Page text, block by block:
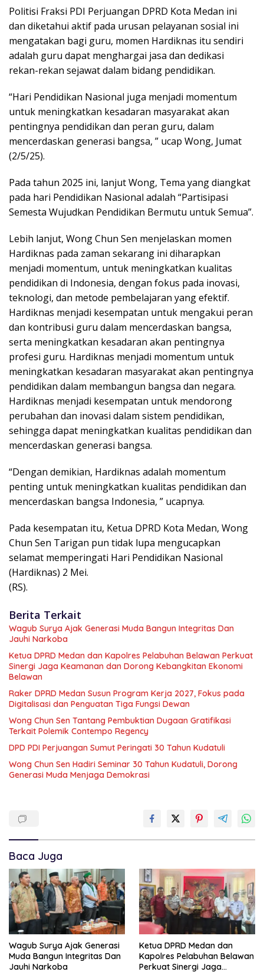
Politisi Fraksi PDI Perjuangan DPRD Kota Medan ini
dan diketahui aktif pada urusan pelayanan sosial ini
mengatakan bagi guru, momen Hardiknas itu sendiri
adalah guru dapat menghargai jasa dan dedikasi
rekan-rekan sejawat dalam bidang pendidikan.
“Hari Pendidikan Nasional juga menjadi momentum
untuk meningkatkan kesadaran masyarakat akan
pentingnya pendidikan dan peran guru, dalam
mencerdaskan generasi bangsa, ” ucap Wong, Jumat
(2/5/25).
Pada tahun 2025 ini, lanjut Wong, Tema yang diangkat
pada hari Pendidikan Nasional adalah “Partisipasi
Semesta Wujudkan Pendidikan Bermutu untuk Semua”.
Lebih lanjut, Wong Chun Sen menjelaskan momen
Hardiknas pada zaman sekarang ini diharapkan
menjadi momentum, untuk meningkatkan kualitas
pendidikan di Indonesia, dengan fokus pada inovasi,
teknologi, dan metode pembelajaran yang efektif.
Hardiknas menjadi kesempatan untuk mengakui peran
dan kontribusi guru dalam mencerdaskan bangsa,
serta meningkatkan kesadaran akan pentingnya
profesi guru. Hardiknas menjadi momentum untuk
meningkatkan kesadaran masyarakat akan pentingnya
pendidikan dalam membangun bangsa dan negara.
Hardiknas menjadi kesempatan untuk mendorong
perubahan dan inovasi dalam sistem pendidikan,
sehingga dapat meningkatkan kualitas pendidikan dan
mencerdaskan generasi bangsa.
“Dengan demikian, Hardiknas adalah momentum
penting untuk meningkatkan kualitas pendidikan dan
mencerdaskan bangsa Indonesia, ” ucapnya.
Pada kesempatan itu, Ketua DPRD Kota Medan, Wong
Chun Sen Tarigan pun tidak lupa mengucapkan
selamat memperingati Hari Pendidikan Nasional
(Hardiknas) 2 Mei.
(RS).
Berita Terkait
Wagub Surya Ajak Generasi Muda Bangun Integritas Dan
Jauhi Narkoba
Ketua DPRD Medan dan Kapolres Pelabuhan Belawan Perkuat
Sinergi Jaga Keamanan dan Dorong Kebangkitan Ekonomi
Belawan
Raker DPRD Medan Susun Program Kerja 2027, Fokus pada
Digitalisasi dan Penguatan Tiga Fungsi Dewan
Wong Chun Sen Tantang Pembuktian Dugaan Gratifikasi
Terkait Polemik Contempo Regency
DPD PDI Perjuangan Sumut Peringati 30 Tahun Kudatuli
Wong Chun Sen Hadiri Seminar 30 Tahun Kudatuli, Dorong
Generasi Muda Menjaga Demokrasi
Baca Juga
Wagub Surya Ajak Generasi
Muda Bangun Integritas Dan
Jauhi Narkoba
Ketua DPRD Medan dan
Kapolres Pelabuhan Belawan
Perkuat Sinergi Jaga